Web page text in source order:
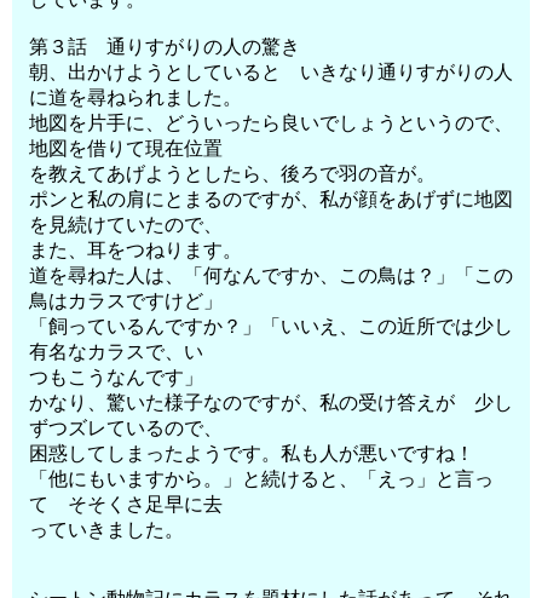
第３話 通りすがりの人の驚き
朝、出かけようとしていると いきなり通りすがりの人
に道を尋ねられました。
地図を片手に、どういったら良いでしょうというので、
地図を借りて現在位置
を教えてあげようとしたら、後ろで羽の音が。
ポンと私の肩にとまるのですが、私が顔をあげずに地図
を見続けていたので、
また、耳をつねります。
道を尋ねた人は、「何なんですか、この鳥は？」「この
鳥はカラスですけど」
「飼っているんですか？」「いいえ、この近所では少し
有名なカラスで、い
つもこうなんです」
かなり、驚いた様子なのですが、私の受け答えが 少し
ずつズレているので、
困惑してしまったようです。私も人が悪いですね！
「他にもいますから。」と続けると、「えっ」と言っ
て そそくさ足早に去
っていきました。